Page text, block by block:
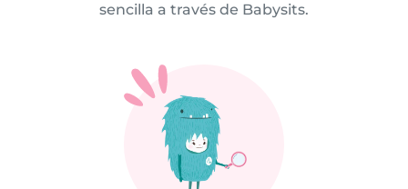
sencilla a través de Babysits.